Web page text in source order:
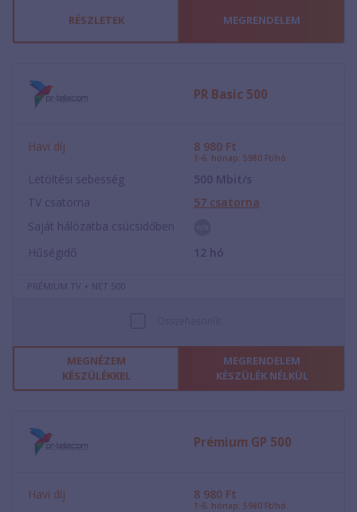
RÉSZLETEK MEGRENDELEM
PR Basic 500
Havi díj 8 980 Ft
1-6. hónap: 5980 Ft/hó
Letöltési sebesség 500 Mbit/s
TV csatorna
57 csatorna
Saját hálózatba csúcsidőben
Hűségidő
12 hó
PRÉMIUM TV + NET 500
MEGNÉZEM
KÉSZÜLÉKKEL
MEGRENDELEM
KÉSZÜLÉK NÉLKÜL
Prémium GP 500
Havi díj 8 980 Ft
1-6. hónap: 5980 Ft/hó